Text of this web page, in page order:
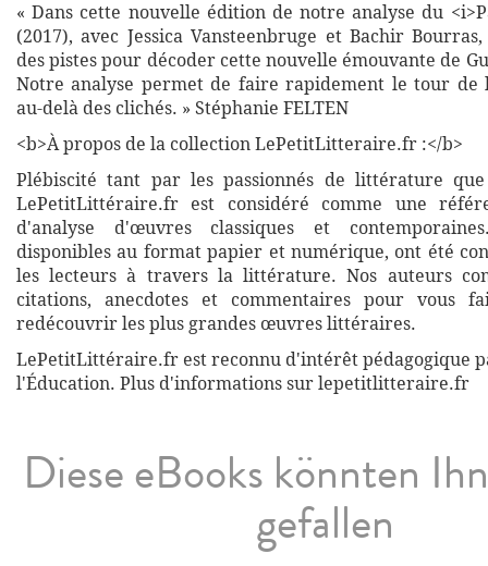
« Dans cette nouvelle édition de notre analyse du
(2017), avec Jessica Vansteenbruge et Bachir
des pistes pour décoder cette nouvelle émouvante de
Notre analyse permet de faire rapidement le tour
au-delà des clichés. » Stéphanie FELTEN
<b>À propos de la collection LePetitLitteraire.fr :</b>
Plébiscité tant par les passionnés de littérature
LePetitLittéraire.fr est considéré comme une
d'analyse d'œuvres classiques et
disponibles au format papier et numérique, ont été
les lecteurs à travers la littérature. Nos auteurs
citations, anecdotes et commentaires pour vous
redécouvrir les plus grandes œuvres littéraires.
LePetitLittéraire.fr est reconnu d'intérêt pédagogique
l'Éducation. Plus d'informations sur lepetitlitteraire.fr
Diese eBooks könnten
gefallen